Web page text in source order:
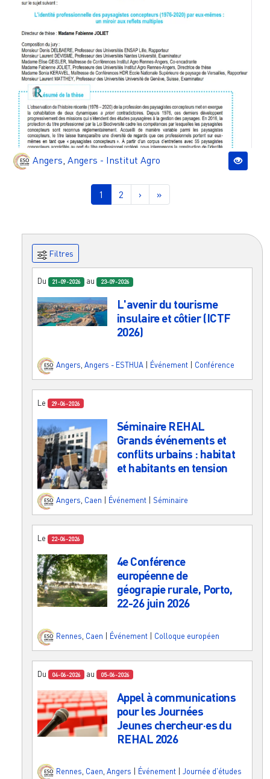
Angers, Angers - Institut Agro
Page courante
1 Page
2 Page suivante
› Dernière page
»
Filtres
Du 21-09-2026 au 23-09-2026
L'avenir du tourisme
insulaire et côtier (ICTF
2026)
Angers Angers - ESTHUA Événement Conférence
Le 29-06-2026
Séminaire REHAL
Grands événements et
conflits urbains : habitat
et habitants en tension
Angers, Caen Événement Séminaire
Le 22-06-2026
4e Conférence
européenne de
géograpie rurale, Porto,
22-26 juin 2026
Rennes Caen Événement Colloque européen
Du 04-06-2026 au 05-06-2026
Appel à communications
pour les Journées
Jeunes chercheur·es du
REHAL 2026
Rennes Caen Angers Événement Journée d'études